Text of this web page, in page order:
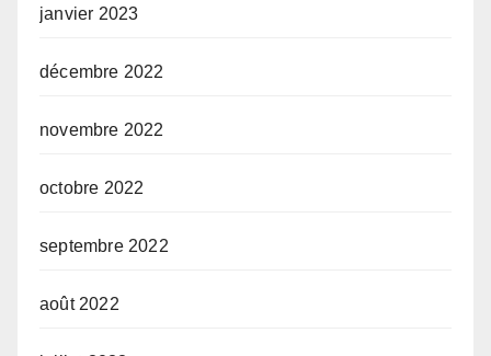
janvier 2023
décembre 2022
novembre 2022
octobre 2022
septembre 2022
août 2022